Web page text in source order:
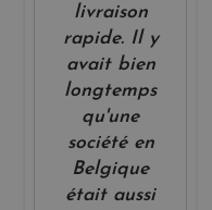
livraison
rapide. Il y
avait bien
longtemps
qu'une
société en
Belgique
était aussi